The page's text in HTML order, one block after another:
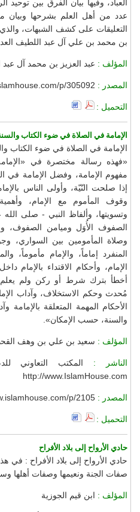
العباد، وفيها بيان الفرق بين توحيد
عدد من أهل العلم بشرحها وبيان
التعليقات على كشف الشبهات،
بن محمد بن علي آل عبد اللطيف
المؤلف : عبد العزيز بن محمد آل عبد
المصدر : p/305092
التحميل :
الإمامة في الصلاة في ضوء الكتاب
الإمامة في الصلاة في ضوء الكتاب
«فهذه رسالة مختصرة في
مفهوم الإمامة، وفضل الإمامة في
إذا صلحت النّيّة، وأولى الناس
وقوف المأموم مع الإمام،
وتسويتها، وألفاظ النبي - صلى
الصفوف الأُوَل وميامن الصفوف،
وصلاة المأمومين بين السواري،
المنفرد إماماً، والإمام مأموماً،
الإمام، وأحكام الاقتداء بالإمام
أخطأ بترك شرط أو ركن ولم يعلم
مُحدث وحكم الاستخلاف، وآداب
الأحكام المهمة المتعلقة بالإمامة
والسنة، حسب الإمكان».
المؤلف : سعيد بن علي بن وهف
الناشر : المكتب التعاوني
http://www.IslamHouse.com
المصدر : p/2105
التحميل :
حادي الأرواح إلى بلاد الأفراح
حادي الأرواح إلى بلاد الأفراح : في
صفات الجنة ونعيمها وصفات أهلها
المؤلف : ابن قيم الجوزية